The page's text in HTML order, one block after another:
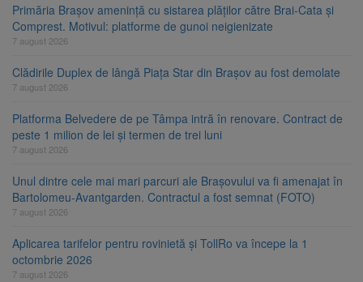
Primăria Brașov amenință cu sistarea plăților către Brai-Cata și
Comprest. Motivul: platforme de gunoi neigienizate
7 august 2026
Clădirile Duplex de lângă Piața Star din Brașov au fost demolate
7 august 2026
Platforma Belvedere de pe Tâmpa intră în renovare. Contract de
peste 1 milion de lei și termen de trei luni
7 august 2026
Unul dintre cele mai mari parcuri ale Brașovului va fi amenajat în
Bartolomeu-Avantgarden. Contractul a fost semnat (FOTO)
7 august 2026
Aplicarea tarifelor pentru rovinietă și TollRo va începe la 1
octombrie 2026
7 august 2026